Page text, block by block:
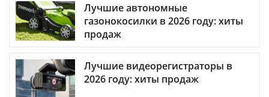
Лучшие автономные
газонокосилки в 2026 году: хиты
продаж
Лучшие видеорегистраторы в
2026 году: хиты продаж